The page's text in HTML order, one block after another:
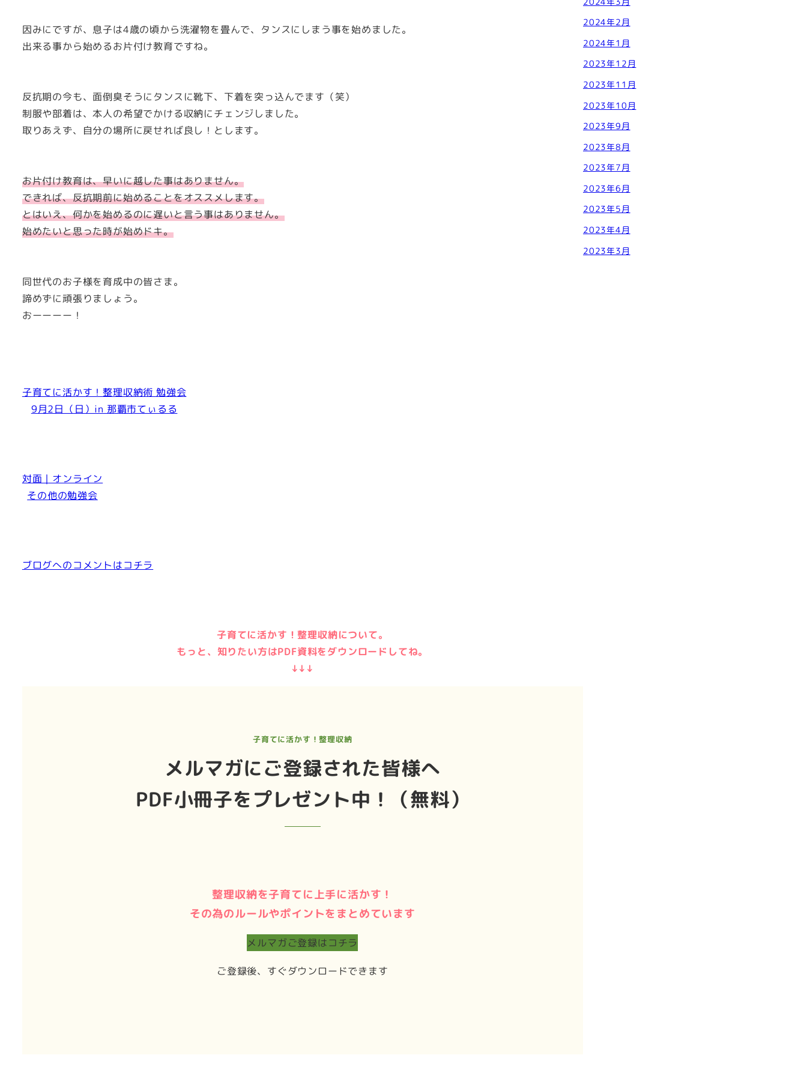
因みにですが、息子は4歳の頃から洗濯物を畳んで、タンスにしまう事を始めました。
出来る事から始めるお片付け教育ですね。
反抗期の今も、面倒臭そうにタンスに靴下、下着を突っ込んでます（笑）
制服や部着は、本人の希望でかける収納にチェンジしました。
取りあえず、自分の場所に戻せれば良し！とします。
お片付け教育は、早いに越した事はありません。
できれば、反抗期前に始めることをオススメします。
とはいえ、何かを始めるのに遅いと言う事はありません。
始めたいと思った時が始めドキ。
同世代のお子様を育成中の皆さま。
諦めずに頑張りましょう。
おーーーー！
子育てに活かす！整理収納術 勉強会
9月2日（日）in 那覇市てぃるる
対面｜オンライン
その他の勉強会
ブログへのコメントはコチラ
子育てに活かす！整理収納について。
もっと、知りたい方はPDF資料をダウンロードしてね。
↓↓↓
子育てに活かす！整理収納
メルマガにご登録された皆様へ
PDF小冊子をプレゼント中！（無料）
整理収納を子育てに上手に活かす！
その為のルールやポイントをまとめています
メルマガご登録はコチラ
ご登録後、すぐダウンロードできます
2024年2月
2024年1月
2023年12月
2023年11月
2023年10月
2023年9月
2023年8月
2023年7月
2023年6月
2023年5月
2023年4月
2023年3月